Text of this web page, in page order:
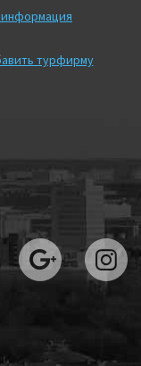
информация
турфирму